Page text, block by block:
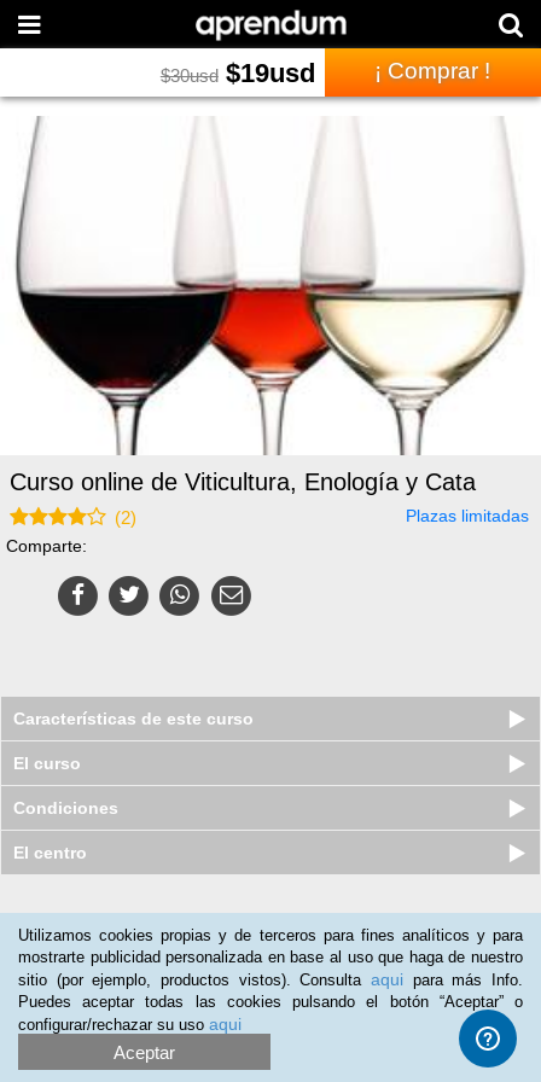
$30usd $19usd ¡ Comprar !
Curso online de Viticultura, Enología y Cata
(2)
Plazas limitadas
Comparte:
Características de este curso
El curso
Condiciones
El centro
Carmen Domingo(29-06-2018)
Con el material que contiene y consultando en
internet.Recomendado para conocer los temas y tener una visión
global completa.
Utilizamos cookies propias y de terceros para fines analíticos y para
mostrarte publicidad personalizada en base al uso que haga de nuestro
sitio (por ejemplo, productos vistos). Consulta aqui para más Info.
Puedes aceptar todas las cookies pulsando el botón “Aceptar” o
configurar/rechazar su uso aqui
Aceptar